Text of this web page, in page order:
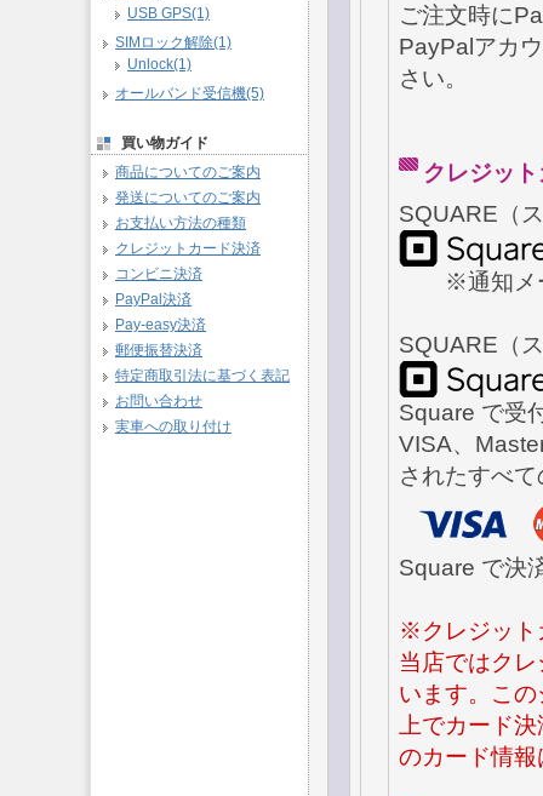
USB GPS(1)
SIMロック解除(1)
Unlock(1)
オールバンド受信機(5)
買い物ガイド
商品についてのご案内
発送についてのご案内
お支払い方法の種類
クレジットカード決済
コンビニ決済
PayPal決済
Pay-easy決済
郵便振替決済
特定商取引法に基づく表記
お問い合わせ
実車への取り付け
ご注文時に
PayPalアカ
さい。
クレジッ
SQUARE（
※通知メー
SQUARE（
Square で受
VISA、
されたすべ
Square で決
※クレジット
当店ではク
います。こ
上でカード
のカード情